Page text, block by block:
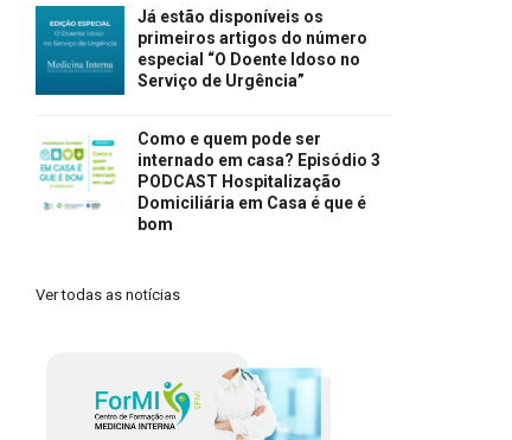
Já estão disponíveis os
primeiros artigos do número
especial “O Doente Idoso no
Serviço de Urgência”
Como e quem pode ser
internado em casa? Episódio 3
PODCAST Hospitalização
Domiciliária em Casa é que é
bom
Ver todas as notícias